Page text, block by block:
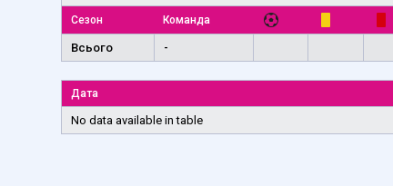
Сезон Команда
Всього -
Дата
No data available in table